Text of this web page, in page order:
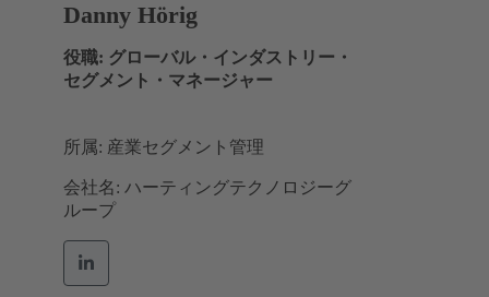
Danny Hörig
役職: グローバル・インダストリー・
セグメント・マネージャー
所属: 産業セグメント管理
会社名: ハーティングテクノロジーグ
ループ